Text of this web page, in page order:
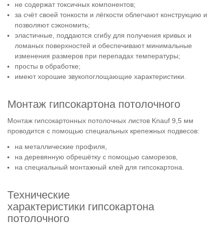
не содержат токсичных компонентов;
за счёт своей тонкости и лёгкости облегчают конструкцию и
позволяют сэкономить;
эластичные, поддаются сгибу для получения кривых и
ломаных поверхностей и обеспечивают минимальные
изменения размеров при перепадах температуры;
просты в обработке;
имеют хорошие звукопоглощающие характеристики.
Монтаж гипсокартона потолочного
Монтаж гипсокартонных потолочных листов Knauf 9,5 мм
проводится с помощью специальных крепежных подвесов:
на металлические профиля,
на деревянную обрешётку с помощью саморезов,
на специальный монтажный клей для гипсокартона.
Технические
характеристики гипсокартона
потолочного